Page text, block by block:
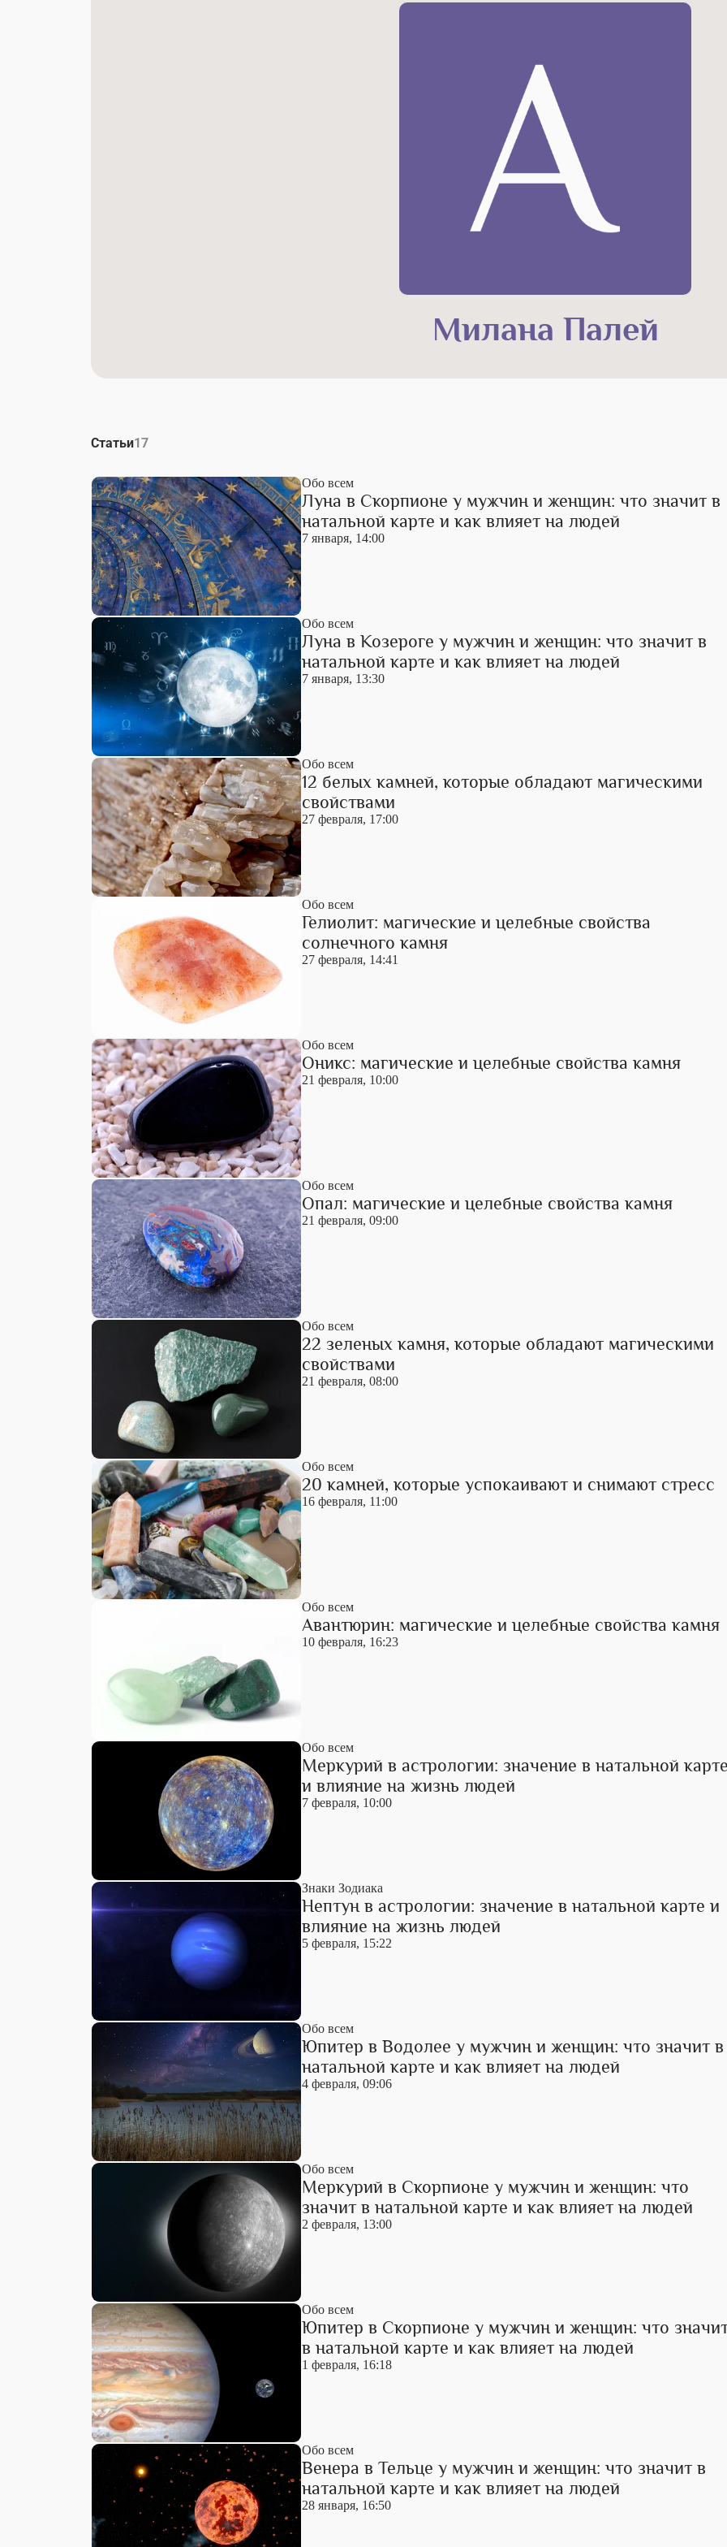
Милана Палей
Статьи17
Обо всем
Луна в Скорпионе у мужчин и женщин: что значит в
натальной карте и как влияет на людей
7 января, 14:00
Обо всем
Луна в Козероге у мужчин и женщин: что значит в
натальной карте и как влияет на людей
7 января, 13:30
Обо всем
12 белых камней, которые обладают магическими
свойствами
27 февраля, 17:00
Обо всем
Гелиолит: магические и целебные свойства
солнечного камня
27 февраля, 14:41
Обо всем
Оникс: магические и целебные свойства камня
21 февраля, 10:00
Обо всем
Опал: магические и целебные свойства камня
21 февраля, 09:00
Обо всем
22 зеленых камня, которые обладают магическими
свойствами
21 февраля, 08:00
Обо всем
20 камней, которые успокаивают и снимают стресс
16 февраля, 11:00
Обо всем
Авантюрин: магические и целебные свойства камня
10 февраля, 16:23
Обо всем
Меркурий в астрологии: значение в натальной
и влияние на жизнь людей
7 февраля, 10:00
Знаки Зодиака
Нептун в астрологии: значение в натальной карте и
влияние на жизнь людей
5 февраля, 15:22
Обо всем
Юпитер в Водолее у мужчин и женщин: что значит в
натальной карте и как влияет на людей
4 февраля, 09:06
Обо всем
Меркурий в Скорпионе у мужчин и женщин: что
значит в натальной карте и как влияет на людей
2 февраля, 13:00
Обо всем
Юпитер в Скорпионе у мужчин и женщин: что
в натальной карте и как влияет на людей
1 февраля, 16:18
Обо всем
Венера в Тельце у мужчин и женщин: что значит в
натальной карте и как влияет на людей
28 января, 16:50